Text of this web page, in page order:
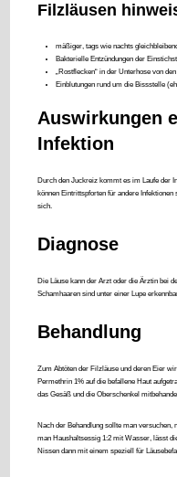
Filzläusen
mäßiger, tags wie nachts
Bakterielle Entzündungen der
„Rostflecken“ in der Unterhose von
Einblutungen rund um die Bissstelle
Auswirkungen
Infektion
Durch den Juckreiz kommt es im Laufe der
können Eintrittspforten für andere
sich.
Diagnose
Die Läuse kann der Arzt oder die Ärztin bei
Schamhaaren sind unter einer Lupe
Behandlung
Zum Abtöten der Filzläuse und deren Eier
Permethrin 1% auf die befallene Haut
das Gesäß und die Oberschenkel
Nach der Behandlung sollte man
man Haushaltsessig 1:2 mit Wasser, lässt
Nissen dann mit einem speziell für